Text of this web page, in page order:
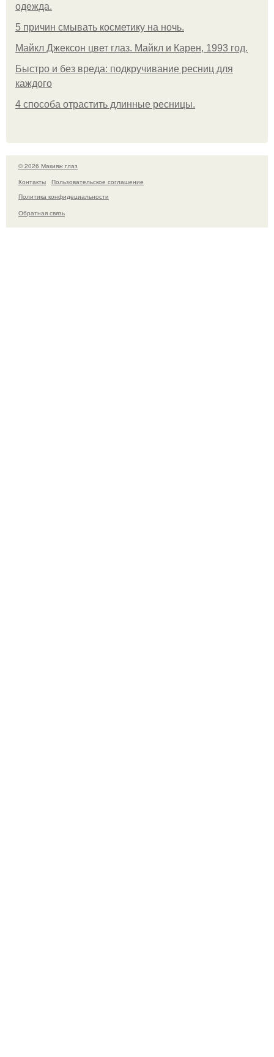
одежда.
5 причин смывать косметику на ночь.
Майкл Джексон цвет глаз. Майкл и Карен, 1993 год.
Быстро и без вреда: подкручивание ресниц для
каждого
4 способа отрастить длинные ресницы.
© 2026 Макияж глаз
Контакты
Пользовательское соглашение
Политика конфидециальности
Обратная связь